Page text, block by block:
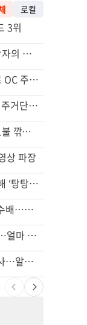
로컬
3위
“로또, 이 번호 찍지 마라” 물리학자의 당첨금 높이는 비밀
“전쟁터 같았다”…테슬라 충돌로 OC 주택 4채 파손
부에나파크 한인타운에 281유닛 주거단지 들어선다
40만명 SSI<생활보조금> 월 331불 깎이나
상 파장
“내 딸 건드렸지” 성폭행범 유인해 ‘탕탕’…아빠의 복수 결말
'14년째 도피' 한인 간호사 공개 수배…메디케어 사기 유죄
엄마 성폭행한 “사람 좋은 장씨”…얼마 뒤 딸 배도 불러왔다
응급실서 폭력 환자 제압한 간호사…알고 보니